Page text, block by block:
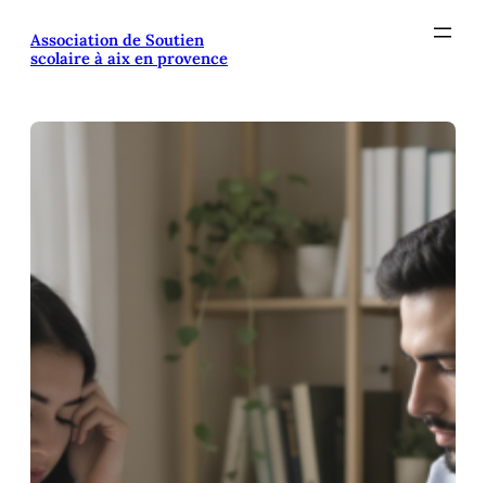
contenu
Association de Soutien
scolaire à aix en provence